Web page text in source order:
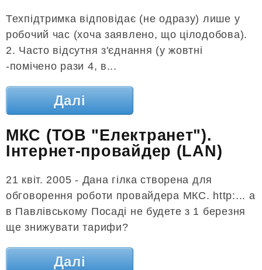
Техпідтримка відповідає (не одразу) лише у
робочий час (хоча заявлено, що цілодобова).
2. Часто відсутня з'єднання (у жовтні
-помічено рази 4, в...
Далі
МКС (ТОВ "Електранет").
Інтернет-провайдер (LAN)
21 квіт. 2005 - Дана гілка створена для
обговорення роботи провайдера МКС. http:... а
в Павлівському Посаді не будете з 1 березня
ще знижувати тарифи?
Далі